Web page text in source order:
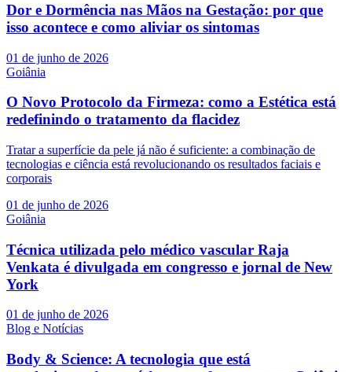
Dor e Dormência nas Mãos na Gestação: por que
isso acontece e como aliviar os sintomas
01 de junho de 2026
Goiânia
O Novo Protocolo da Firmeza: como a Estética está
redefinindo o tratamento da flacidez
Tratar a superfície da pele já não é suficiente: a combinação de
tecnologias e ciência está revolucionando os resultados faciais e
corporais
01 de junho de 2026
Goiânia
Técnica utilizada pelo médico vascular Raja
Venkata é divulgada em congresso e jornal de New
York
01 de junho de 2026
Blog e Notícias
Body & Science: A tecnologia que está